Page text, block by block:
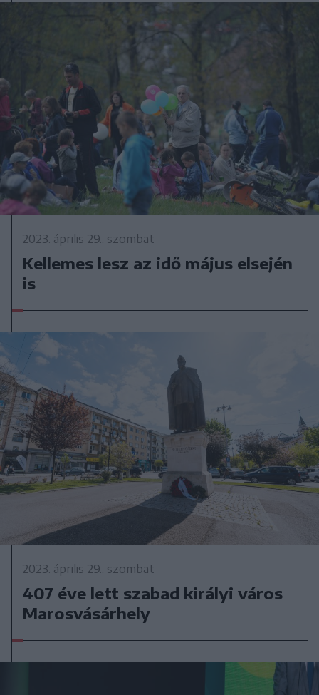
2023. április 29., szombat
Kellemes lesz az idő május elsején
is
2023. április 29., szombat
407 éve lett szabad királyi város
Marosvásárhely